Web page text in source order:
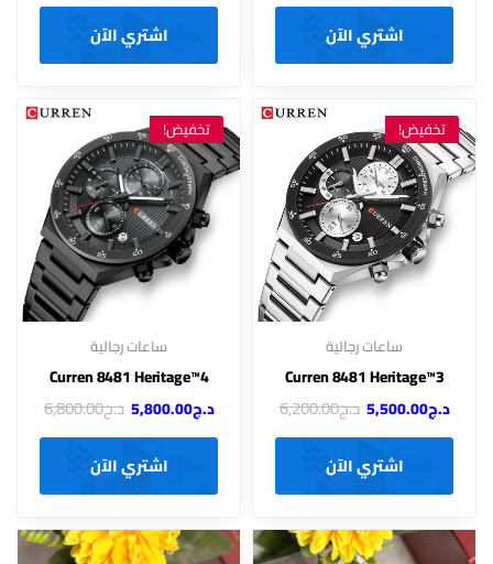
اشتري الآن اشتري الآن
تخفيض!
ساعات رجالية
3™Curren 8481 Heritage
د.ج5,500.00 د.ج6,200.00
اشتري الآن
تخفيض!
ساعات رجالية
4™Curren 8481 Heritage
د.ج5,800.00 د.ج6,800.00
اشتري الآن